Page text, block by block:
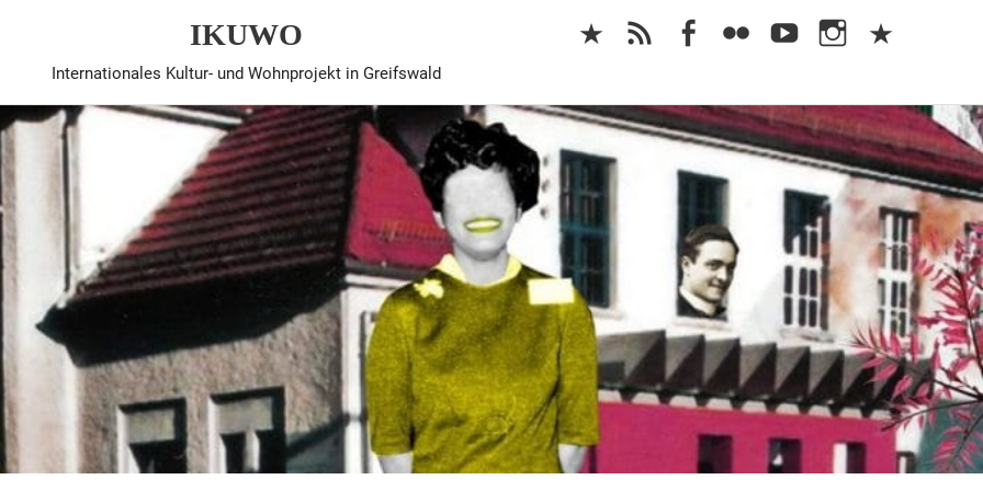
IKUWO
Internationales Kultur- und Wohnprojekt in Greifswald